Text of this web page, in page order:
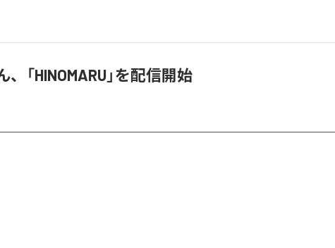
、「HINOMARU」を配信開始